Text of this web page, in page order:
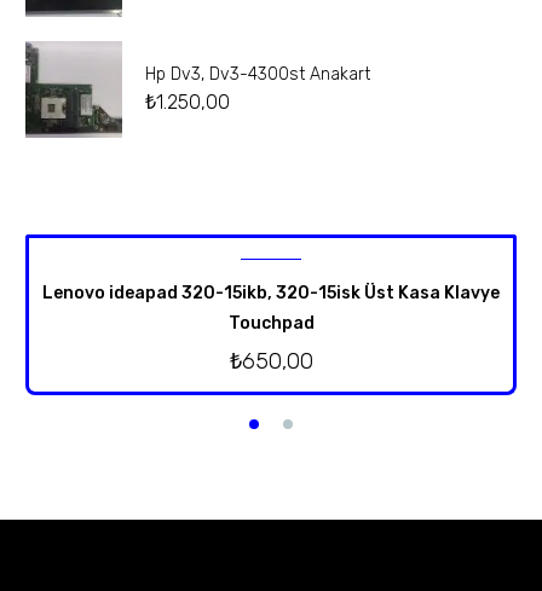
Hp Dv3, Dv3-4300st Anakart
₺1.250,00
Lenovo ideapad 320-15ikb, 320-15isk Üst Kasa Klavye
Touchpad
₺650,00